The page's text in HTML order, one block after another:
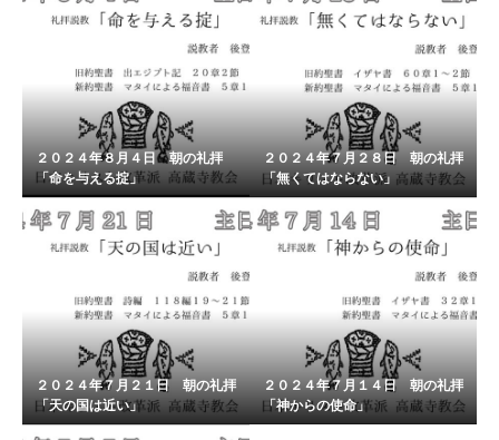
２０２４年８月４日 朝の礼拝
「命を与える掟」
２０２４年７月２８日 朝の礼拝
「無くてはならない」
２０２４年７月２１日 朝の礼拝
「天の国は近い」
２０２４年７月１４日 朝の礼拝
「神からの使命」